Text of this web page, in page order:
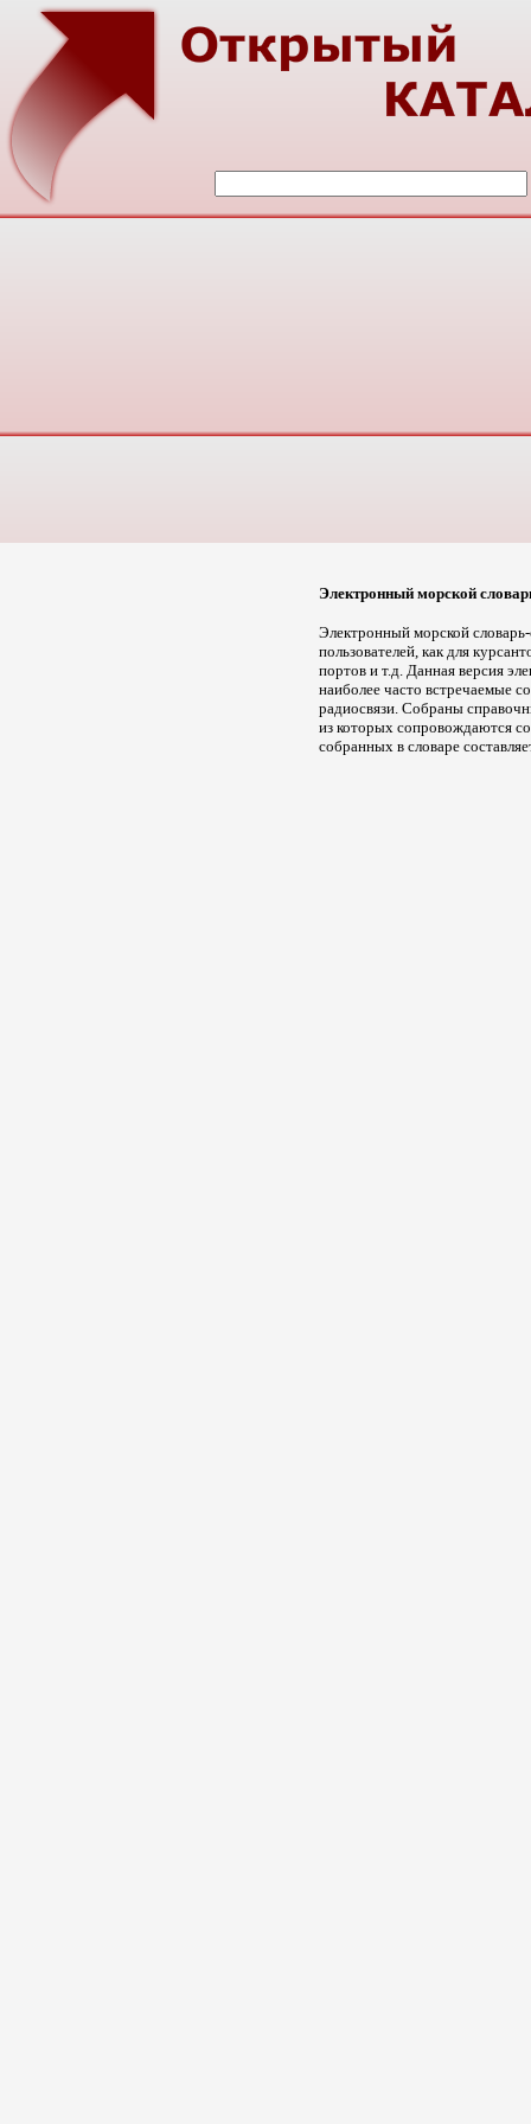
Электронный морской
Электронный морской
пользователей, как для
портов и т.д. Данная версия
наиболее часто встречаемые
радиосвязи. Собраны
из которых сопровождаются
собранных в словаре